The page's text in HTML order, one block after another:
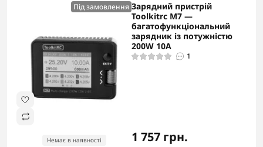
Під замовлення
Немає в наявності
Зарядний пристрій
Toolkitrc M7 —
багатофункціональний
зарядник із потужністю
200W 10A
1
1 757 грн.